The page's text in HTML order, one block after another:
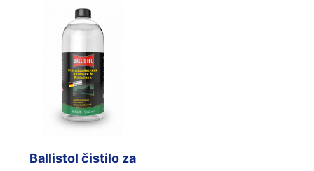
Ballistol čistilo za